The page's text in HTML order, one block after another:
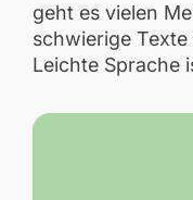
geht es vielen
schwierige
Leichte Sprache